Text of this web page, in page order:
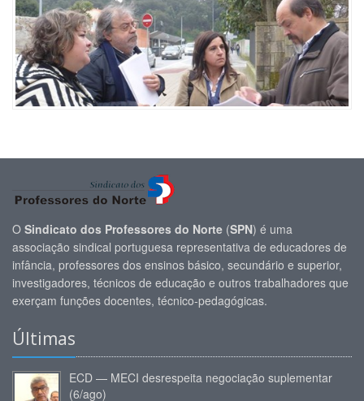
O Sindicato dos Professores do Norte (SPN) é uma
associação sindical portuguesa representativa de educadores de
infância, professores dos ensinos básico, secundário e superior,
investigadores, técnicos de educação e outros trabalhadores que
exerçam funções docentes, técnico-pedagógicas.
Últimas
ECD — MECI desrespeita negociação suplementar
(6/ago)